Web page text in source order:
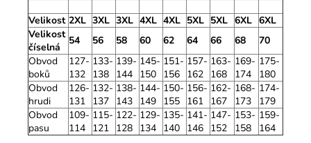
Velikost 2XL 3XL 3XL 4XL 4XL 5XL 5XL 6XL 6XL
Velikost
číselná
54 56 58 60 62 64 66 68
70
Obvod
boků
127-
132
133-
138
139-
144
145-
150
151-
156
157-
162
163-
168
169-
174
175-
180
Obvod
hrudi
126-
131
132-
137
138-
143
144-
149
150-
155
156-
161
162-
167
168-
173
174-
179
Obvod
pasu
109-
114
115-
121
122-
128
129-
134
135-
140
141-
146
147-
152
153-
158
159-
164